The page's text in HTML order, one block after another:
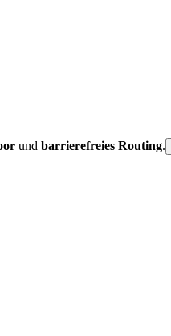
und barrierefreies Routing.